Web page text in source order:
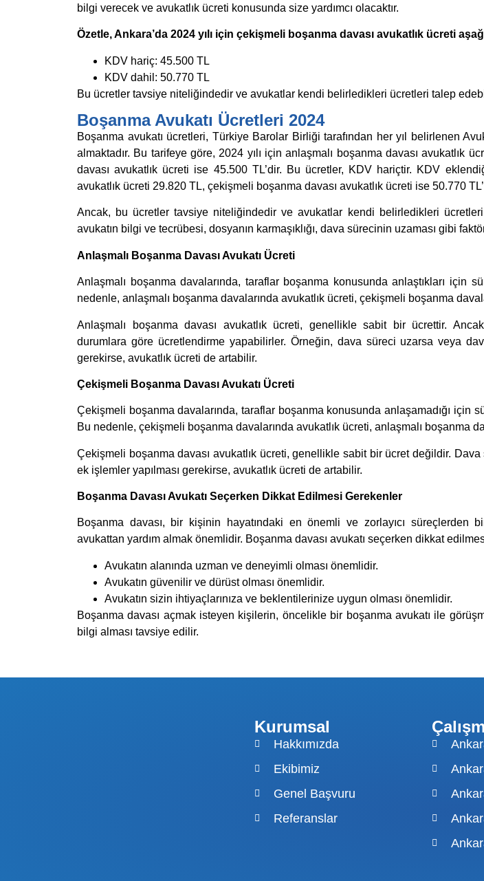
bilgi verecek ve avukatlık ücreti konusunda size yardımcı olacaktır.
Özetle, Ankara’da 2024 yılı için çekişmeli boşanma davası avukatlık ücreti
KDV hariç: 45.500 TL
KDV dahil: 50.770 TL
Bu ücretler tavsiye niteliğindedir ve avukatlar kendi belirledikleri ücretleri talep
Boşanma Avukatı Ücretleri 2024
Boşanma avukatı ücretleri, Türkiye Barolar Birliği tarafından her yıl belirlenen
almaktadır. Bu tarifeye göre, 2024 yılı için anlaşmalı boşanma davası avukatlık
davası avukatlık ücreti ise 45.500 TL’dir. Bu ücretler, KDV hariçtir. KDV
avukatlık ücreti 29.820 TL, çekişmeli boşanma davası avukatlık ücreti ise 50.770
Ancak, bu ücretler tavsiye niteliğindedir ve avukatlar kendi belirledikleri
avukatın bilgi ve tecrübesi, dosyanın karmaşıklığı, dava sürecinin uzaması gibi
Anlaşmalı Boşanma Davası Avukatı Ücreti
Anlaşmalı boşanma davalarında, taraflar boşanma konusunda anlaştıkları için
nedenle, anlaşmalı boşanma davalarında avukatlık ücreti, çekişmeli boşanma
Anlaşmalı boşanma davası avukatlık ücreti, genellikle sabit bir ücrettir.
durumlara göre ücretlendirme yapabilirler. Örneğin, dava süreci uzarsa veya
gerekirse, avukatlık ücreti de artabilir.
Çekişmeli Boşanma Davası Avukatı Ücreti
Çekişmeli boşanma davalarında, taraflar boşanma konusunda anlaşamadığı için
Bu nedenle, çekişmeli boşanma davalarında avukatlık ücreti, anlaşmalı boşanma
Çekişmeli boşanma davası avukatlık ücreti, genellikle sabit bir ücret değildir. Dava
ek işlemler yapılması gerekirse, avukatlık ücreti de artabilir.
Boşanma Davası Avukatı Seçerken Dikkat Edilmesi Gerekenler
Boşanma davası, bir kişinin hayatındaki en önemli ve zorlayıcı süreçlerden
avukattan yardım almak önemlidir. Boşanma davası avukatı seçerken dikkat
Avukatın alanında uzman ve deneyimli olması önemlidir.
Avukatın güvenilir ve dürüst olması önemlidir.
Avukatın sizin ihtiyaçlarınıza ve beklentilerinize uygun olması önemlidir.
Boşanma davası açmak isteyen kişilerin, öncelikle bir boşanma avukatı ile
bilgi alması tavsiye edilir.
Kurumsal
Hakkımızda
Ekibimiz
Genel Başvuru
Referanslar